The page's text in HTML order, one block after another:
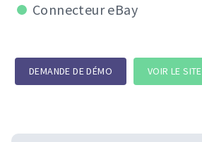
Connecteur eBay
DEMANDE DE DÉMO VOIR LE SITE